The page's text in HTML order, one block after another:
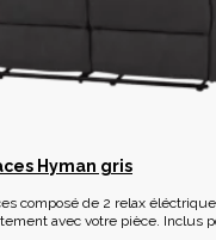
Hyman gris
composé de 2 relax
votre pièce. Inclus porte gobelet. Exite